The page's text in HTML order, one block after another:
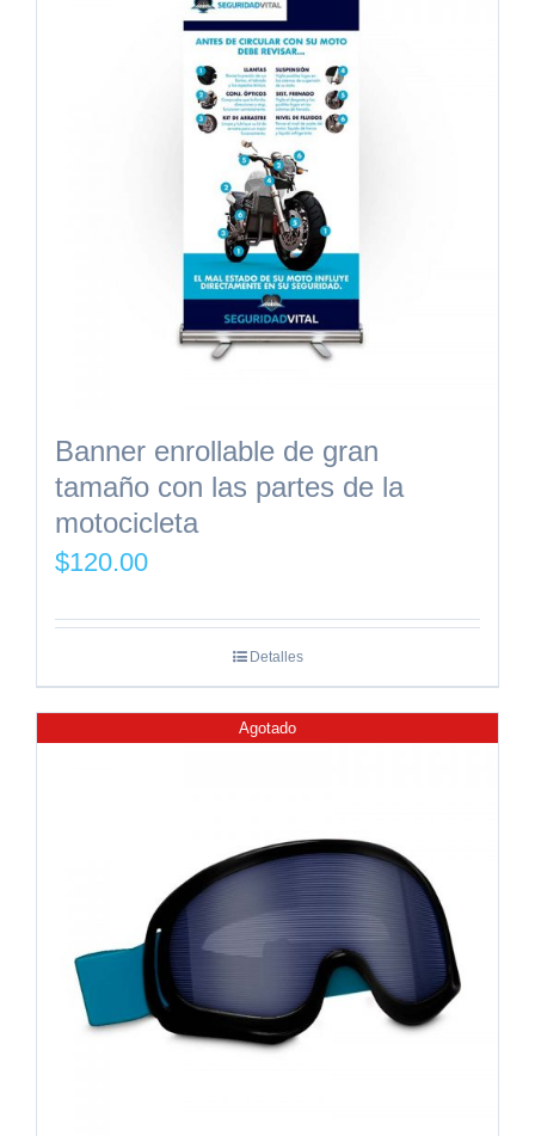
Banner enrollable de gran
tamaño con las partes de la
motocicleta
$120.00
Detalles
Agotado